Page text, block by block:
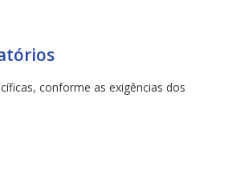
conforme as exigências dos